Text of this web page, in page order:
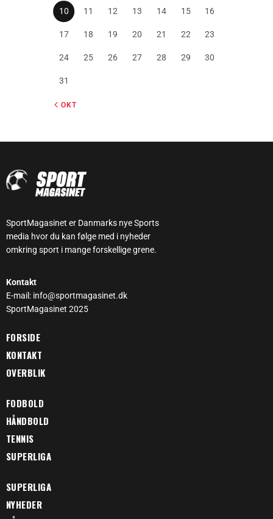
10 11 12 13 14 15 16
17 18 19 20 21 22 23
24 25 26 27 28 29 30
31
« OKT
SportMagasinet er Danmarks nye Sports
media hvor du kan følge med i nyheder
omkring sport i mange forskellige grene.
Kontakt
E-mail: info@sportmagasinet.dk
SportMagasinet 2025
FORSIDE
KONTAKT
OVERBLIK
FODBOLD
HÅNDBOLD
TENNIS
SUPERLIGA
SUPERLIGA
NYHEDER